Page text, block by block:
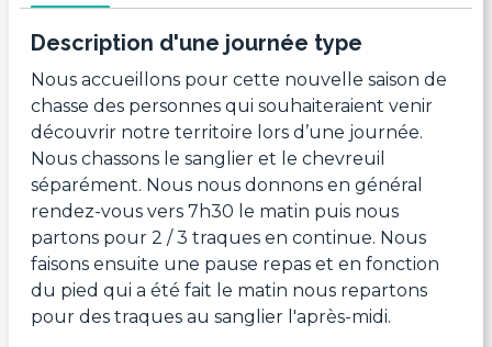
Description d'une journée type
Nous accueillons pour cette nouvelle saison de
chasse des personnes qui souhaiteraient venir
découvrir notre territoire lors d’une journée.
Nous chassons le sanglier et le chevreuil
séparément. Nous nous donnons en général
rendez-vous vers 7h30 le matin puis nous
partons pour 2 / 3 traques en continue. Nous
faisons ensuite une pause repas et en fonction
du pied qui a été fait le matin nous repartons
pour des traques au sanglier l'après-midi.